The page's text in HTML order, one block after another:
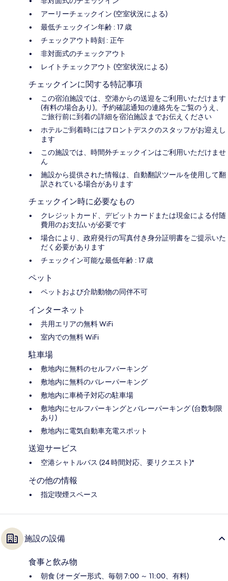
アーリーチェックイン (空室状況による)
最低チェックイン年齢 : 17 歳
チェックアウト時刻 : 正午
非対面式のチェックアウト
レイトチェックアウト (空室状況による)
チェックインに関する特記事項
この宿泊施設では、空港からの送迎をご利用いただけます
(有料の場合あり)。予約確認通知の連絡先をご覧のうえ、
ご旅行前に到着の詳細を宿泊施設までお伝えください
ホテルご到着時にはフロントデスクのスタッフがお迎えし
ます
この施設では、時間外チェックインはご利用いただけませ
ん
施設から提供された情報は、自動翻訳ツールを使用して翻
訳されている場合があります
チェックイン時に必要なもの
クレジットカード、デビットカードまたは現金による付随
費用のお支払いが必要です
場合により、政府発行の写真付き身分証明書をご提示いた
だく必要があります
チェックイン可能な最低年齢 : 17 歳
ペット
ペットおよび介助動物の同伴不可
インターネット
共用エリアの無料 WiFi
室内での無料 WiFi
駐車場
敷地内に無料のセルフパーキング
敷地内に無料のバレーパーキング
敷地内に車椅子対応の駐車場
敷地内にセルフパーキングとバレーパーキング (台数制限
あり)
敷地内に電気自動車充電スポット
送迎サービス
空港シャトルバス (24 時間対応、要リクエスト)*
その他の情報
指定喫煙スペース
施設の設備
食事と飲み物
朝食 (オーダー形式、毎朝 7:00 ～ 11:00、有料)